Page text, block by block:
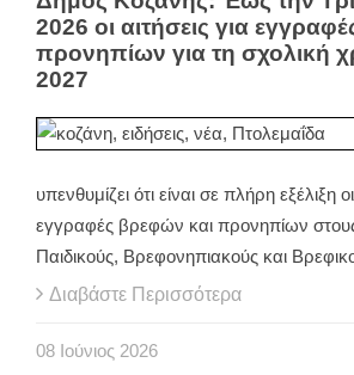
2026 οι αιτήσεις για
προνηπίων για τη σχολική
2027
υπενθυμίζει ότι είναι σε πλήρη εξέλιξη οι
εγγραφές βρεφών και προνηπίων
Παιδικούς, Βρεφονηπιακούς και
Διαβάστε Περισσότερα
08 Ιούνιος 2026